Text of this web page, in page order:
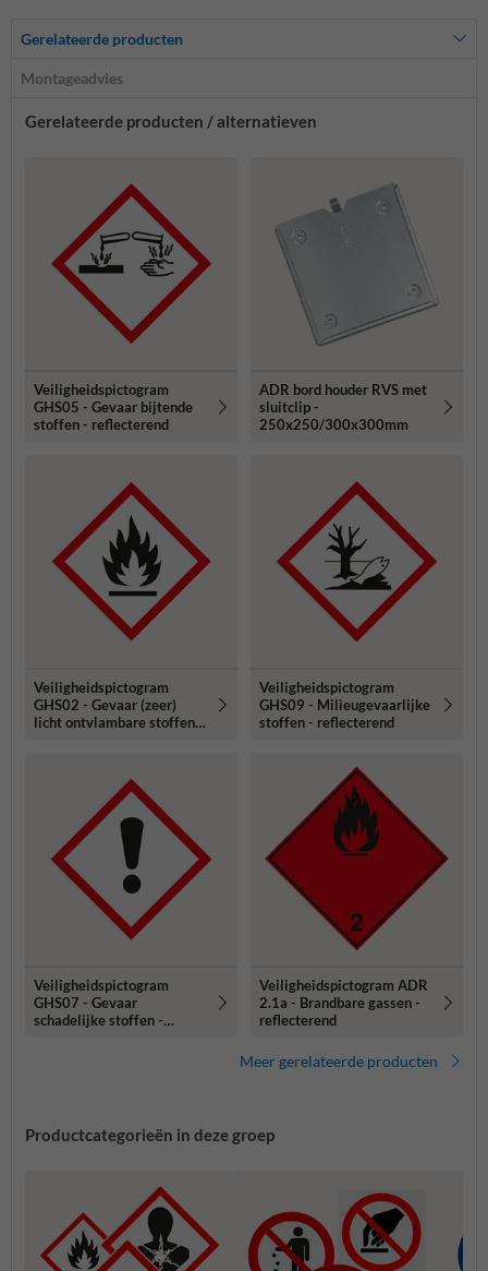
Gerelateerde producten
Montageadvies
Gerelateerde producten / alternatieven
Veiligheidspictogram
GHS05 - Gevaar bijtende
stoffen - reflecterend
ADR bord houder RVS met
sluitclip -
250x250/300x300mm
Veiligheidspictogram
GHS02 - Gevaar (zeer)
licht ontvlambare stoffen -
Veiligheidspictogram
GHS09 - Milieugevaarlijke
stoffen - reflecterend
Veiligheidspictogram
GHS07 - Gevaar
schadelijke stoffen -
Veiligheidspictogram ADR
2.1a - Brandbare gassen -
reflecterend
Meer gerelateerde producten
Productcategorieën in deze groep